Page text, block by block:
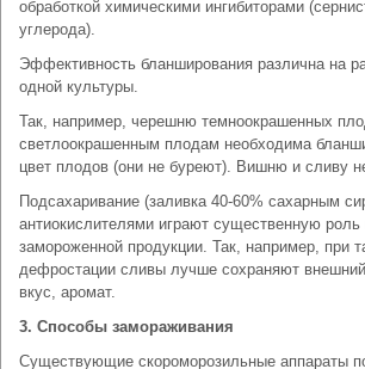
обработкой химическими ингибиторами
углерода).
Эффективность бланширования различна на
одной культуры.
Так, например, черешню темноокрашенных
светлоокрашенным плодам необходима
цвет плодов (они не буреют). Вишню и сливу
Подсахаривание (заливка 40-60% сахарным
антиокислителями играют существенную
замороженной продукции. Так, например, при
дефростации сливы лучше сохраняют
вкус, аромат.
3. Способы замораживания
Существующие скороморозильные аппараты